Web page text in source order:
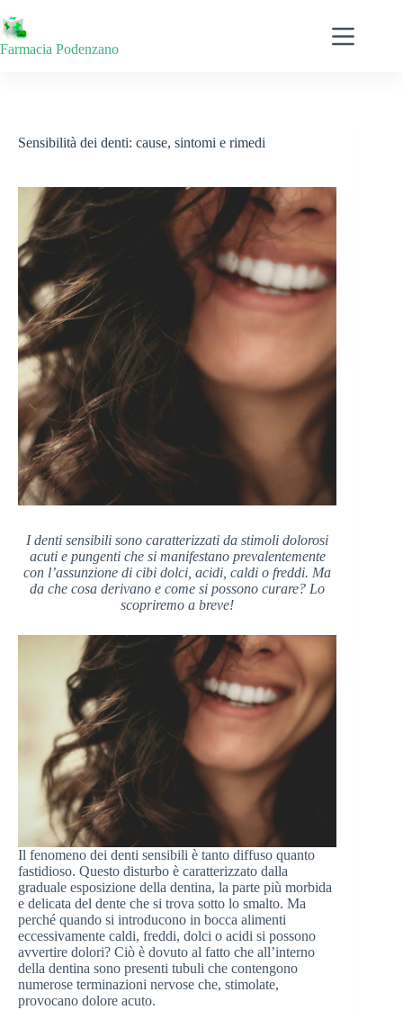
al
contenuto
Farmacia Podenzano
Sensibilità dei denti: cause, sintomi e rimedi
I denti sensibili sono caratterizzati da stimoli dolorosi
acuti e pungenti che si manifestano prevalentemente
con l’assunzione di cibi dolci, acidi, caldi o freddi. Ma
da che cosa derivano e come si possono curare? Lo
scopriremo a breve!
Il fenomeno dei denti sensibili è tanto diffuso quanto
fastidioso. Questo disturbo è caratterizzato dalla
graduale esposizione della dentina, la parte più morbida
e delicata del dente che si trova sotto lo smalto. Ma
perché quando si introducono in bocca alimenti
eccessivamente caldi, freddi, dolci o acidi si possono
avvertire dolori? Ciò è dovuto al fatto che all’interno
della dentina sono presenti tubuli che contengono
numerose terminazioni nervose che, stimolate,
provocano dolore acuto.